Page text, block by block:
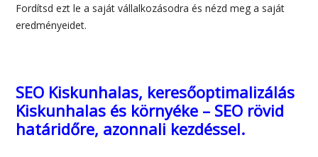
Fordítsd ezt le a saját vállalkozásodra és nézd meg a saját
eredményeidet.
SEO Kiskunhalas, keresőoptimalizálás
Kiskunhalas és környéke – SEO rövid
határidőre, azonnali kezdéssel.